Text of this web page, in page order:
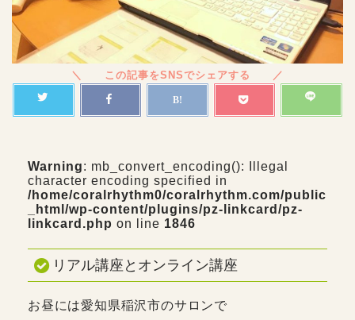
Warning: mb_convert_encoding(): Illegal
character encoding specified in
/home/coralrhythm0/coralrhythm.com/public
_html/wp-content/plugins/pz-linkcard/pz-
linkcard.php on line 1846
リアル講座とオンライン講座
お昼には愛知県稲沢市のサロンで